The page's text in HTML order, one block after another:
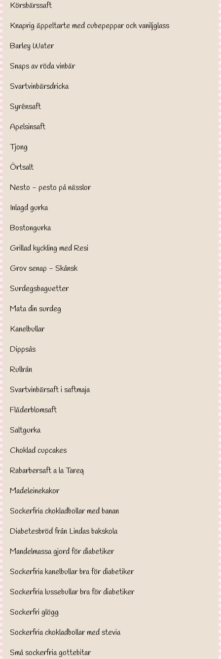
Körsbärssaft
Knaprig äppeltarte med cubepeppar och vaniljglass
Barley Water
Snaps av röda vinbär
Svartvinbärsdricka
Syrénsaft
Apelsinsaft
Tjong
Örtsalt
Nesto - pesto på nässlor
Inlagd gurka
Bostongurka
Grillad kyckling med Resi
Grov senap - Skånsk
Surdegsbaguetter
Mata din surdeg
Kanelbullar
Dippsås
Rullrån
Svartvinbärsaft i saftmaja
Fläderblomsaft
Saltgurka
Choklad cupcakes
Rabarbersaft a la Tareq
Madeleinekakor
Sockerfria chokladbollar med banan
Diabetesbröd från Lindas bakskola
Mandelmassa gjord för diabetiker
Sockerfria kanelbullar bra för diabetiker
Sockerfria lussebullar bra för diabetiker
Sockerfri glögg
Sockerfria chokladbollar med stevia
Små sockerfria gottebitar